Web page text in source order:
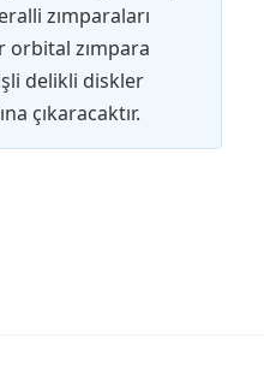
zımparaları
orbital zımpara
delikli diskler
çıkaracaktır.